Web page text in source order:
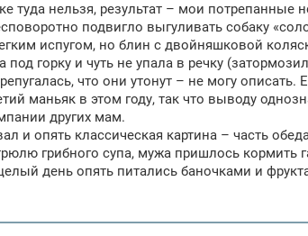
туда нельзя, результат – мои потрепанные
подвигло выгуливать собаку
испугом, но блин с двойняшковой
горку и чуть не упала в речку
что они утонут – не могу описать.
маньяк в этом году, так что выводу
других мам.
и опять классическая картина – часть
грибного супа, мужа пришлось кормить
день опять питались баночками и